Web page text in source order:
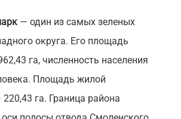
— один из самых зеленых
округа. Его площадь
га, численность населения
Площадь жилой
га. Граница района